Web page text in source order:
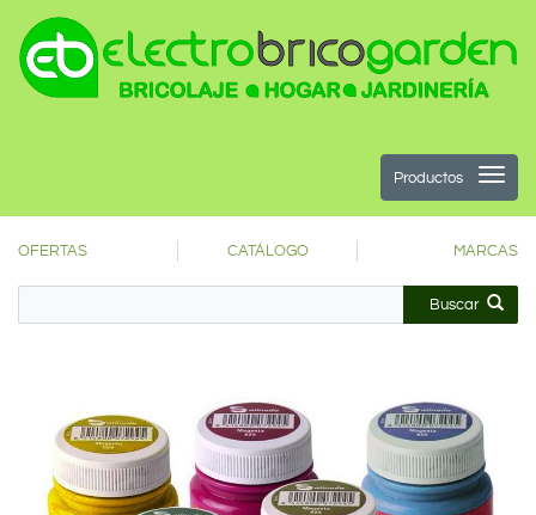
Productos
OFERTAS CATÁLOGO MARCAS
Buscar